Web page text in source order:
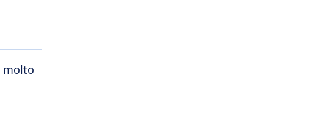
molto